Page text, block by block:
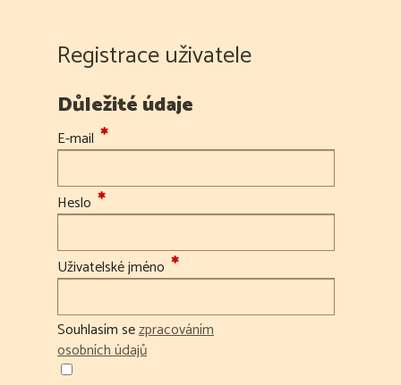
Registrace uživatele
Důležité údaje
E-mail
Heslo
Uživatelské jméno
Souhlasím sezpracováním
osobních údajů